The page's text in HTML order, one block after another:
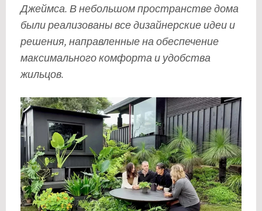
Джеймса. В небольшом пространстве дома
были реализованы все дизайнерские идеи и
решения, направленные на обеспечение
максимального комфорта и удобства
жильцов.